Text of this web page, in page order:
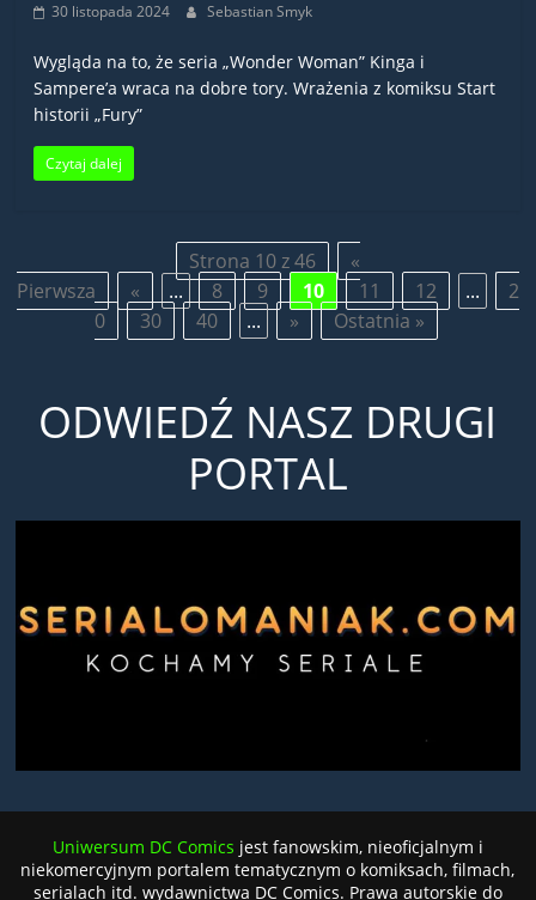
30 listopada 2024 Sebastian Smyk
Wygląda na to, że seria „Wonder Woman” Kinga i
Sampere’a wraca na dobre tory. Wrażenia z komiksu Start
historii „Fury”
Czytaj dalej
Strona 10 z 46
«
Pierwsza
« ... 8 9 10 11 12 ...
2
0
30 40 ... » Ostatnia »
ODWIEDŹ NASZ DRUGI
PORTAL
Uniwersum DC Comics jest fanowskim, nieoficjalnym i
niekomercyjnym portalem tematycznym o komiksach, filmach,
serialach itd. wydawnictwa DC Comics. Prawa autorskie do